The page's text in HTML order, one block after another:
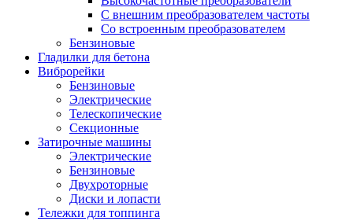
С внешним преобразователем частоты
Cо встроенным преобразователем
Бензиновые
Гладилки для бетона
Виброрейки
Бензиновые
Электрические
Телескопические
Секционные
Затирочные машины
Электрические
Бензиновые
Двухроторные
Диски и лопасти
Тележки для топпинга